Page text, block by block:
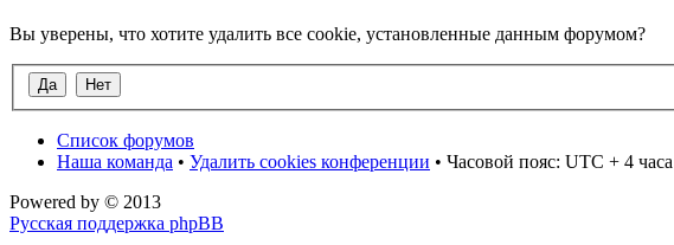
Вы уверены, что хотите удалить все cookie, установленные данным форумом?
Список форумов
Наша команда • Удалить cookies конференции • Часовой пояс: UTC + 4 часа
Powered by © 2013
Русская поддержка phpBB